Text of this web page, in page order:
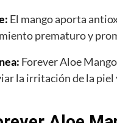
El mango aporta
prematuro y
Forever Aloe
la irritación de la